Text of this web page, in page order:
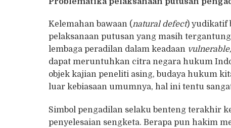
Kelemahan bawaan (natural defect) yudikatif
pelaksanaan putusan yang masih
lembaga peradilan dalam keadaan vulnerable,
dapat meruntuhkan citra negara hukum
objek kajian peneliti asing, budaya hukum
luar kebiasaan umumnya, hal ini tentu
Simbol pengadilan selaku benteng terakhir
penyelesaian sengketa. Berapa pun hakim